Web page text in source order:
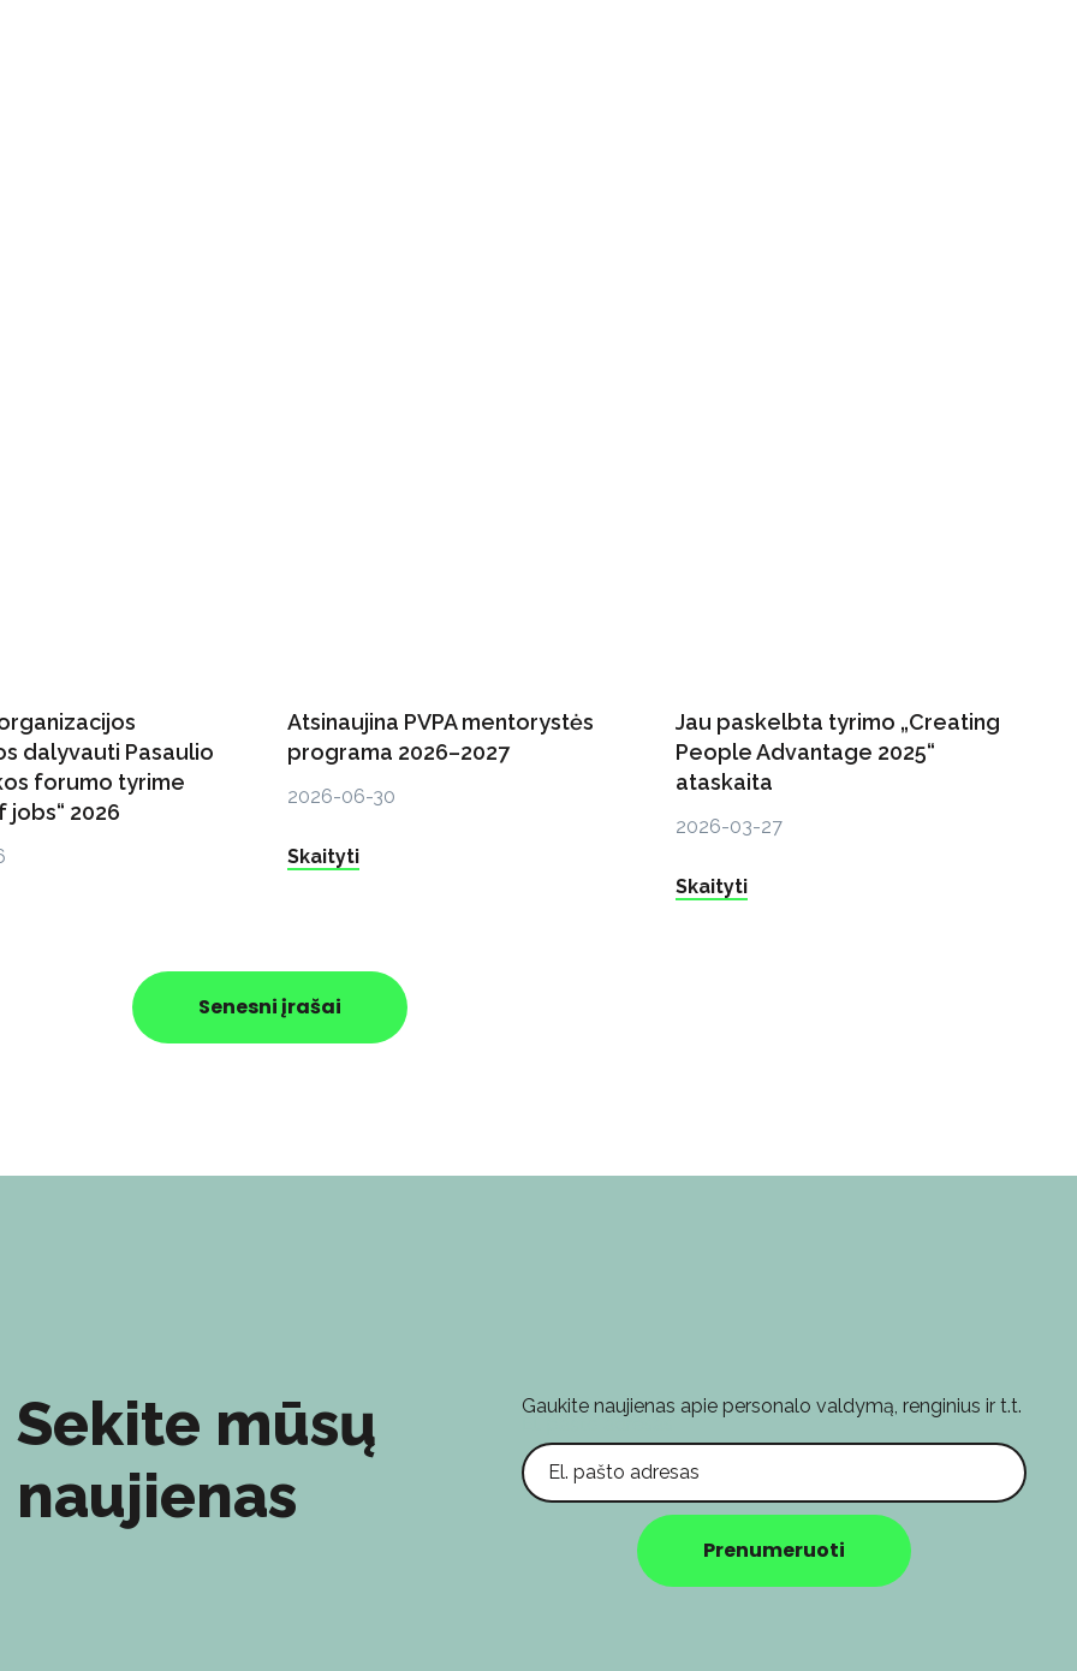
dalyvauti Pasaulio
forumo tyrime
jobs“ 2026
Atsinaujina PVPA mentorystės
programa 2026–2027
2026-06-30
Skaityti
Jau paskelbta tyrimo „Creating
People Advantage 2025“
ataskaita
2026-03-27
Skaityti
Senesni įrašai
Sekite mūsų
naujienas
Gaukite naujienas apie personalo valdymą, renginius ir t.t.
El. pašto adresas
Prenumeruoti